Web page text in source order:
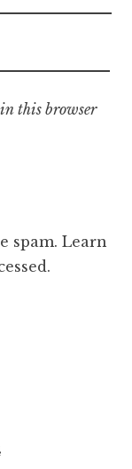
this browser
spam. Learn
.